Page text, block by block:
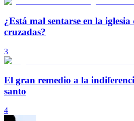
¿Está mal sentarse en la
cruzadas?
3
El gran remedio a la
santo
4